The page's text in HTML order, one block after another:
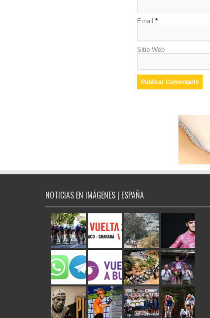
Email *
Sitio Web
NOTICIAS EN IMÁGENES | ESPAÑA